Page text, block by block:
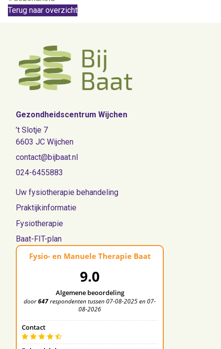
Terug naar overzicht
Gezondheidscentrum Wijchen
’t Slotje 7
6603 JC Wijchen
contact@bijbaat.nl
024-6455883
Uw fysiotherapie behandeling
Praktijkinformatie
Fysiotherapie
Baat-FIT-plan